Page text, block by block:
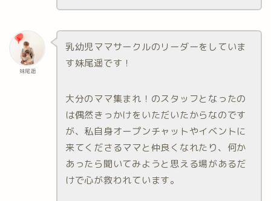
妹尾遥
乳幼児ママサークルのリーダーをしていま
す妹尾遥です！
大分のママ集まれ！のスタッフとなったの
は偶然きっかけをいただいたからなのです
が、私自身オープンチャットやイベントに
来てくださるママと仲良くなれたり、何か
あったら聞いてみようと思える場があるだ
けで心が救われています。